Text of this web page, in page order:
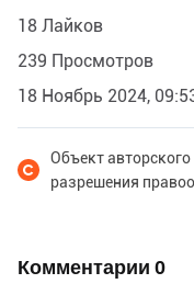
18 Лайков
239 Просмотров
18 Ноябрь 2024,
Объект
разрешения
Комментарии 0